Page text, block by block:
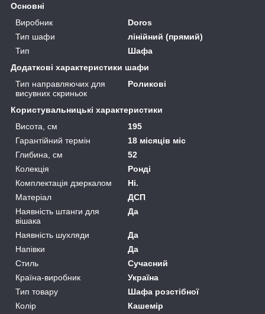
Основні
Виробник
Doros
Тип шафи
лінійний (прямий)
Тип
Шафа
Додаткові характеристики шафи
Тип направляючих для
висувних скриньок
Роликові
Користувальницькі характеристики
Висота, см
195
Гарантійний термін
18 місяців міс
Глибина, см
52
Колекція
Ронді
Комплектація дзеркалом
Ні.
Матеріал
ДСП
Наявність штанги для
вішака
Да
Наявність шухляди
Да
Напівки
Да
Стиль
Сучасний
Країна-виробник
Україна
Тип товару
Шафа розстібної
Колір
Кашемір